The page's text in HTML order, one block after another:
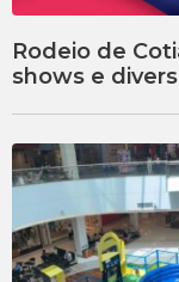
Rodeio de
shows e